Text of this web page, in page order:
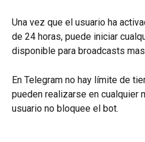
Una vez que el usuario ha
de 24 horas, puede iniciar
disponible para broadcasts
En Telegram no hay límite de
pueden realizarse en cualquier
usuario no bloquee el bot.